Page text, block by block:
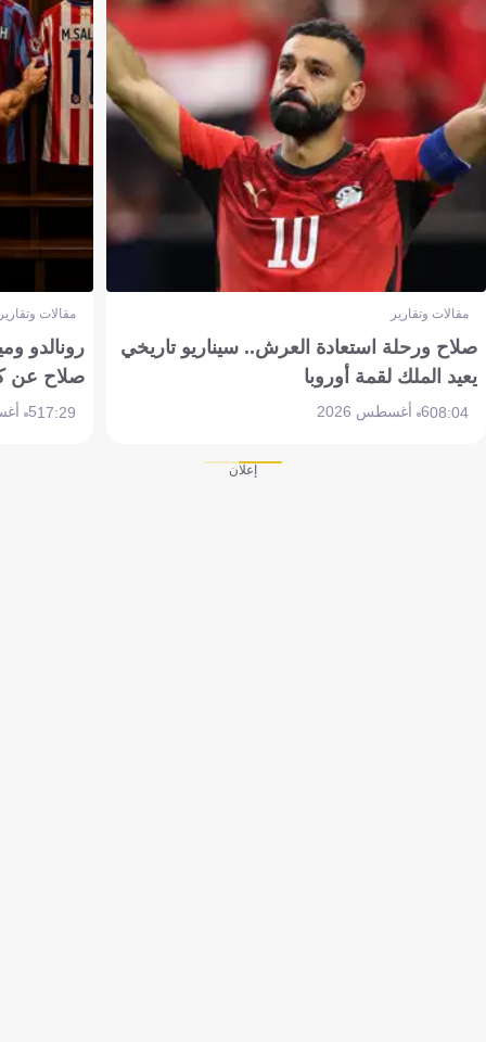
مقالات وتقارير
صلاح ورحلة استعادة العرش.. سيناريو تاريخي
يعيد الملك لقمة أوروبا
08:046 أغسطس 2026
مقالات
رونالدو
صلاح عن
17:295 أغسطس 2026
إعلان